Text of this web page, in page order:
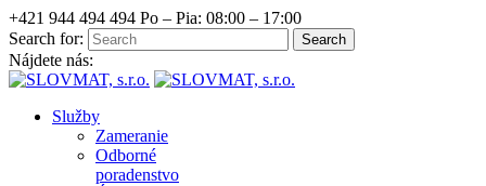
+421 944 494 494 Po – Pia: 08:00 – 17:00
Search for:
Nájdete nás:
Služby
Zameranie
Odborné
poradenstvo